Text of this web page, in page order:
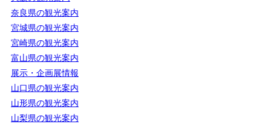
奈良県の観光案内
宮城県の観光案内
宮崎県の観光案内
富山県の観光案内
展示・企画展情報
山口県の観光案内
山形県の観光案内
山梨県の観光案内